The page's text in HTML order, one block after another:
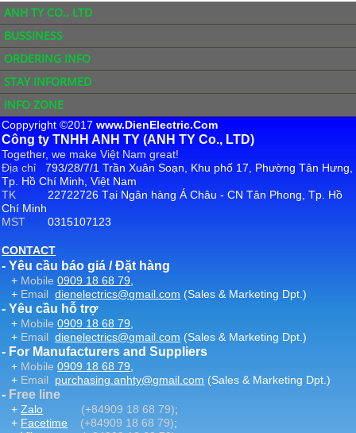
ANH TY CO., LTD
BUSSINESS
ORDERING INFO
STAY INFORMED
INFO ZONE
Coppyright ©2017www.DienElectric.Com
Công ty TNHH ANH TY (ANH TY Co., LTD)
Together, we make Việt Nam great!
Địa chỉ793/28/7/1 Trần Xuân Soạn, Khu phố 17, Phường Tân Hưng,
Tp. Hồ Chí Minh, Việt Nam
TK22722726 Tại Ngân hàng Á Châu - CN Tân Phong, Tp. Hồ
Chí Minh
MST0315107123
CONTACT
- Yêu cầu báo giá / Đặt hàng
+ Mobile 0909 18 68 79,
+ Email dienelectrics@gmail.com (Sales & Marketing Dpt.)
- Yêu cầu hỗ trợ
+ Mobile 0909 18 68 79,
+ Email dienelectrics@gmail.com (Sales & Marketing Dpt.)
- For Manufacturers and Suppliers
+ Mobile 0909 18 68 79,
+ Email purchasing.anhty@gmail.com (Sales & Marketing Dpt.)
- Free line
+Zalo (+84909 18 68 79);
+ Facetime (+84909 18 68 79);